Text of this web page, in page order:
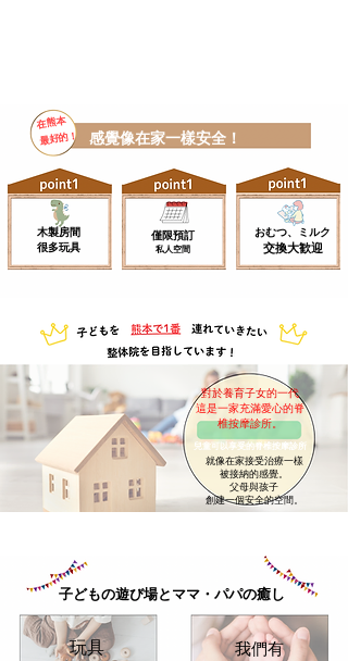
在熊本
最好的！
僅限預訂
私人空間
おむつ、ミルク
交換大歓迎
木製房間
很多玩具
感覺像在家一樣安全！
兒童可以享受的脊椎按摩診所
對於養育子女的一代
這是一家充滿愛心的脊
椎按摩診所。
就像在家接受治療一樣
被接納的感覺。
父母與孩子
創建一個安全的空間。
玩具
我們有
​子どもの遊び場とママ・パパの癒し